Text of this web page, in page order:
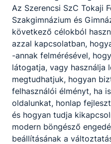
Innovatív
TFG Exatlon
2026. júl. 11.
Az Szerencsi SzC Tokaji
Szakgimnázium és
következő célokból
azzal kapcsolatban,
-annak felmérésével,
látogatja, vagy használja
megtudhatjuk, hogyan
felhasználói élményt, ha
oldalunkat, honlap
és hogyan tudja
modern böngésző
beállításának a